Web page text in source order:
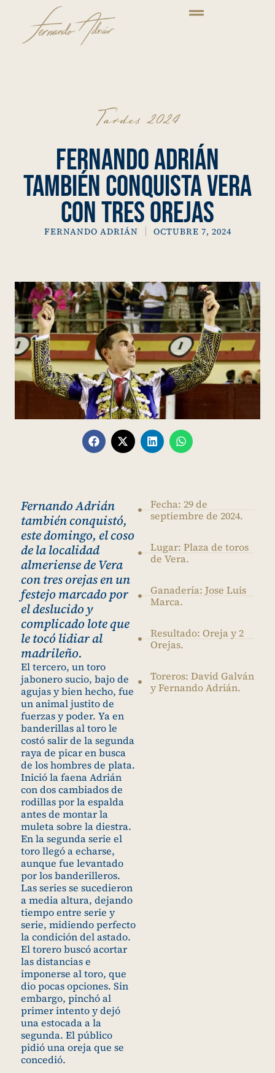
Tardes 2024
Fernando Adrián
también conquista Vera
con tres orejas
FERNANDO ADRIÁN OCTUBRE 7, 2024
Fernando Adrián
también conquistó,
este domingo, el coso
de la localidad
almeriense de Vera
con tres orejas en un
festejo marcado por
el deslucido y
complicado lote que
le tocó lidiar al
madrileño.
El tercero, un toro
jabonero sucio, bajo de
agujas y bien hecho, fue
un animal justito de
fuerzas y poder. Ya en
banderillas al toro le
costó salir de la segunda
raya de picar en busca
de los hombres de plata.
Inició la faena Adrián
con dos cambiados de
rodillas por la espalda
antes de montar la
muleta sobre la diestra.
En la segunda serie el
toro llegó a echarse,
aunque fue levantado
por los banderilleros.
Las series se sucedieron
a media altura, dejando
tiempo entre serie y
serie, midiendo perfecto
la condición del astado.
El torero buscó acortar
las distancias e
imponerse al toro, que
dio pocas opciones. Sin
embargo, pinchó al
primer intento y dejó
una estocada a la
segunda. El público
pidió una oreja que se
concedió.
Fecha: 29 de
septiembre de 2024.
Lugar: Plaza de toros
de Vera.
Ganadería: Jose Luis
Marca.
Resultado: Oreja y 2
Orejas.
Toreros: David Galván
y Fernando Adrián.